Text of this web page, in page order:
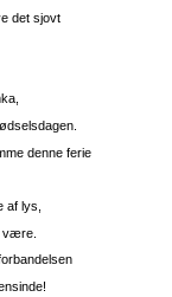
det sjovt
denne ferie
af lys,
være.